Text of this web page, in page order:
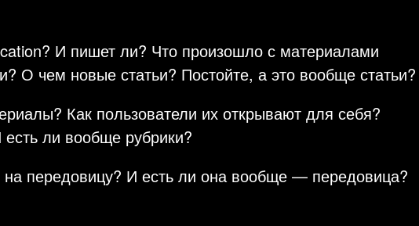
И пишет ли? Что произошло с материалами
О чем новые статьи? Постойте, а это вообще статьи?
Как пользователи их открывают для себя?
ли вообще рубрики?
передовицу? И есть ли она вообще — передовица?